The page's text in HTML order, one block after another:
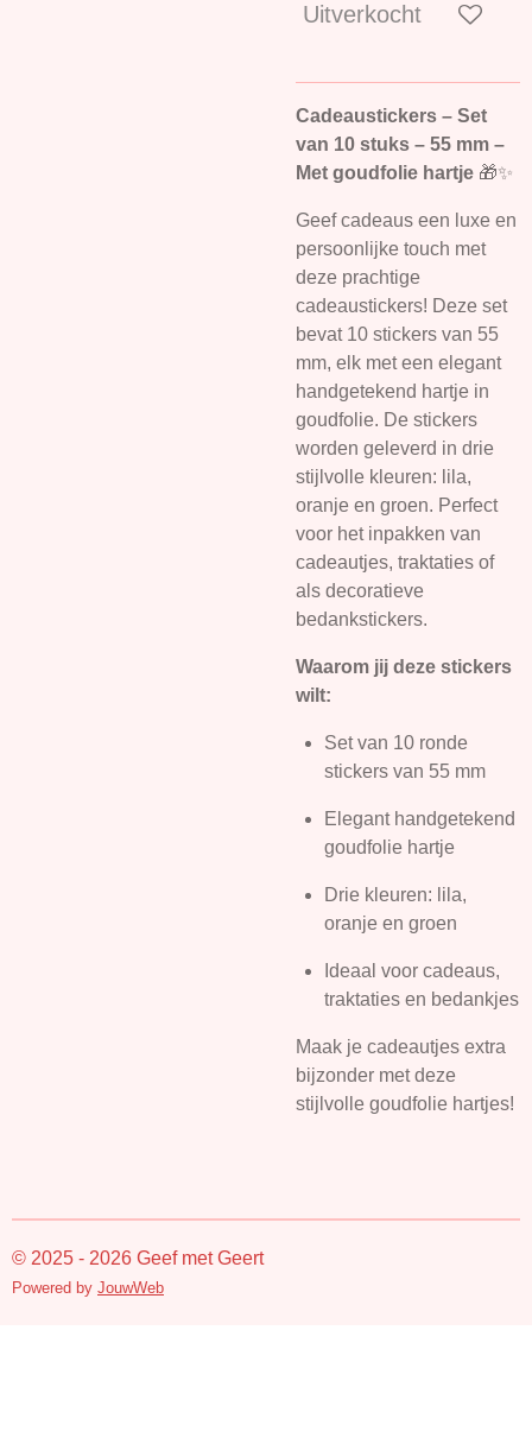
Uitverkocht
Cadeaustickers – Set
van 10 stuks – 55 mm –
Met goudfolie hartje 🎁✨
Geef cadeaus een luxe en
persoonlijke touch met
deze prachtige
cadeaustickers! Deze set
bevat 10 stickers van 55
mm, elk met een elegant
handgetekend hartje in
goudfolie. De stickers
worden geleverd in drie
stijlvolle kleuren: lila,
oranje en groen. Perfect
voor het inpakken van
cadeautjes, traktaties of
als decoratieve
bedankstickers.
Waarom jij deze stickers
wilt:
Set van 10 ronde
stickers van 55 mm
Elegant handgetekend
goudfolie hartje
Drie kleuren: lila,
oranje en groen
Ideaal voor cadeaus,
traktaties en bedankjes
Maak je cadeautjes extra
bijzonder met deze
stijlvolle goudfolie hartjes!
© 2025 - 2026 Geef met Geert
Powered by JouwWeb